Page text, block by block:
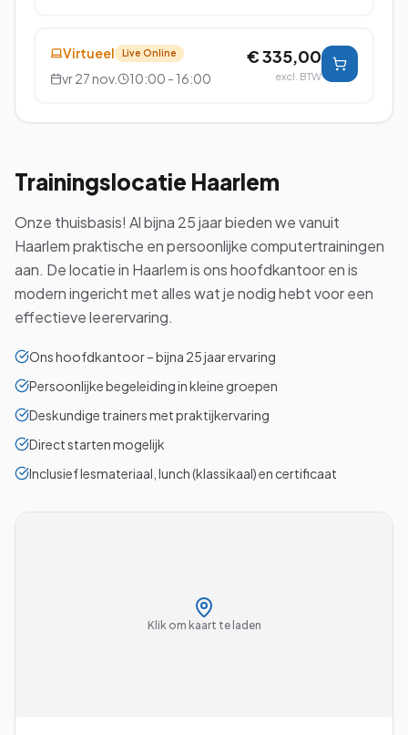
Virtueel Live Online
vr 27 nov. 10:00 - 16:00
€ 335,00
excl. BTW
Trainingslocatie Haarlem
Onze thuisbasis! Al bijna 25 jaar bieden we vanuit
Haarlem praktische en persoonlijke computertrainingen
aan. De locatie in Haarlem is ons hoofdkantoor en is
modern ingericht met alles wat je nodig hebt voor een
effectieve leerervaring.
Ons hoofdkantoor – bijna 25 jaar ervaring
Persoonlijke begeleiding in kleine groepen
Deskundige trainers met praktijkervaring
Direct starten mogelijk
Inclusief lesmateriaal, lunch (klassikaal) en certificaat
Klik om kaart te laden